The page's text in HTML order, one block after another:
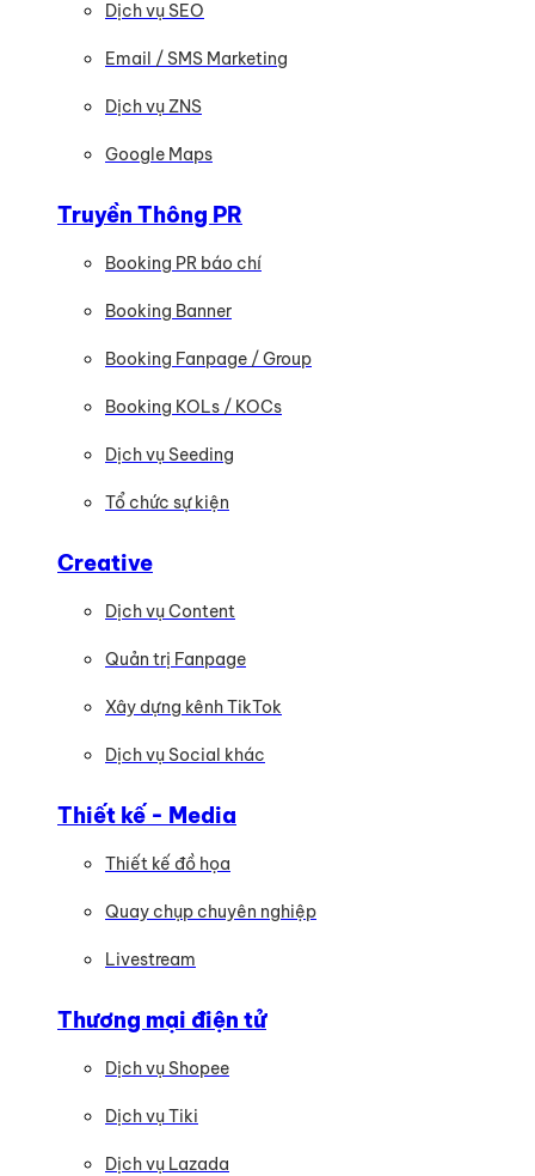
Dịch vụ SEO
Email / SMS Marketing
Dịch vụ ZNS
Google Maps
Truyền Thông PR
Booking PR báo chí
Booking Banner
Booking Fanpage / Group
Booking KOLs / KOCs
Dịch vụ Seeding
Tổ chức sự kiện
Creative
Dịch vụ Content
Quản trị Fanpage
Xây dựng kênh TikTok
Dịch vụ Social khác
Thiết kế - Media
Thiết kế đồ họa
Quay chụp chuyên nghiệp
Livestream
Thương mại điện tử
Dịch vụ Shopee
Dịch vụ Tiki
Dịch vụ Lazada